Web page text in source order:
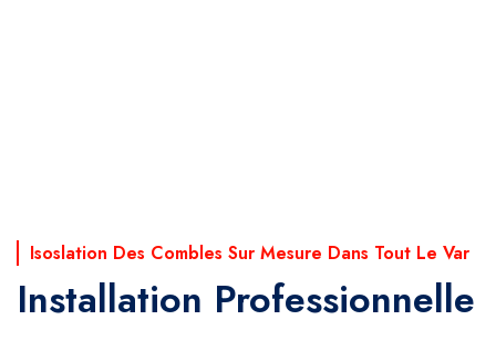
Isoslation Des Combles Sur Mesure Dans Tout Le Var
Installation Professionnelle